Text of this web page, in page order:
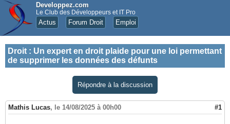
Developpez.com
Le Club des Développeurs et IT Pro
Actus Forum Droit Emploi
Droit : Un expert en droit plaide pour une loi permettant
de supprimer les données des défunts
Répondre à la discussion
Mathis Lucas, le 14/08/2025 à 00h00 #1